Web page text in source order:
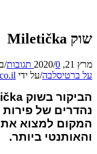
שוק Miletička
מרץ 21, 2020 /0 תגובות /ב
על ברטיסלבה/על ידי
נהדרים של פירות
המקום למצוא את
והאותנטי ביותר.